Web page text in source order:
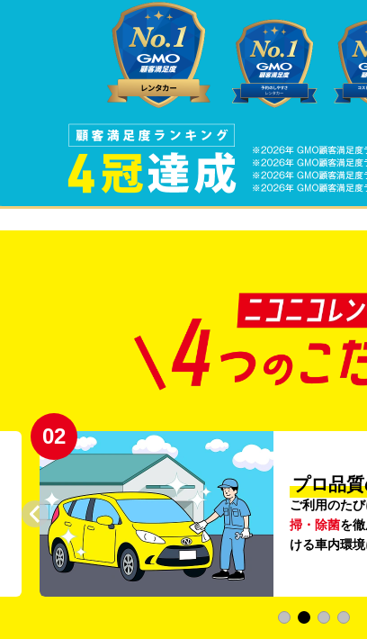
02
プロ品
ご利用のた
掃・除菌を
ける車内環